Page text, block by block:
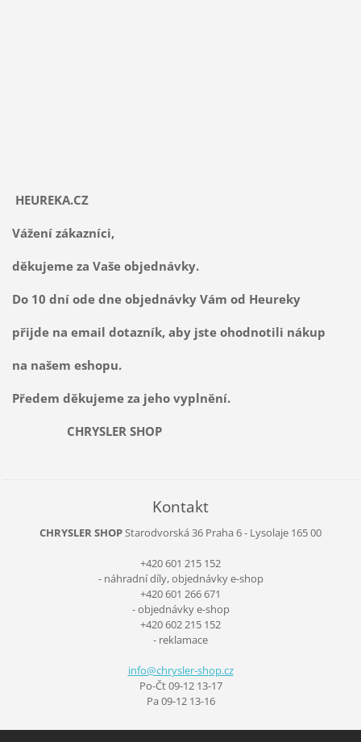
HEUREKA.CZ
Vážení zákazníci,
děkujeme za Vaše objednávky.
Do 10 dní ode dne objednávky Vám od Heureky
přijde na email dotazník, aby jste ohodnotili nákup
na našem eshopu.
Předem děkujeme za jeho vyplnění.
CHRYSLER SHOP
Kontakt
CHRYSLER SHOPStarodvorská 36 Praha 6 - Lysolaje 165 00
+420 601 215 152
- náhradní díly, objednávky e-shop
+420 601 266 671
- objednávky e-shop
+420 602 215 152
- reklamace
info@chrysler-shop.cz
Po-Čt 09-12 13-17
Pa 09-12 13-16